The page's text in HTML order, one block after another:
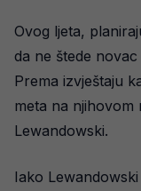
Ovog ljeta,
da ne štede
Prema izvještaju
meta na njihovom
Lewandowski.
Iako